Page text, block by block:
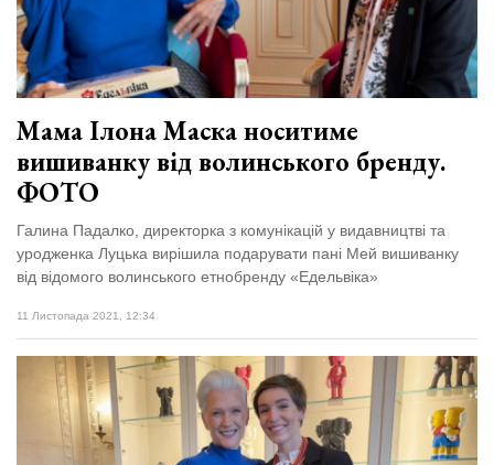
Мама Ілона Маска носитиме
вишиванку від волинського бренду.
ФОТО
Галина Падалко, директорка з комунікацій у видавництві та
уродженка Луцька вирішила подарувати пані Мей вишиванку
від відомого волинського етнобренду «Едельвіка»
11 Листопада 2021, 12:34